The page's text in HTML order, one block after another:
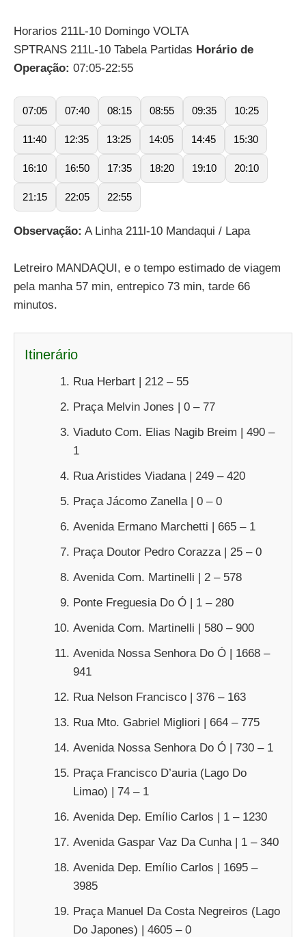
Horarios 211L-10 Domingo VOLTA
SPTRANS 211L-10 Tabela Partidas Horário de
Operação: 07:05-22:55
07:05 07:40 08:15 08:55 09:35 10:25
11:40 12:35 13:25 14:05 14:45 15:30
16:10 16:50 17:35 18:20 19:10 20:10
21:15 22:05 22:55
Observação: A Linha 211l-10 Mandaqui / Lapa
Letreiro MANDAQUI, e o tempo estimado de viagem
pela manha 57 min, entrepico 73 min, tarde 66
minutos.
Itinerário
Rua Herbart | 212 – 55
Praça Melvin Jones | 0 – 77
Viaduto Com. Elias Nagib Breim | 490 –
1
Rua Aristides Viadana | 249 – 420
Praça Jácomo Zanella | 0 – 0
Avenida Ermano Marchetti | 665 – 1
Praça Doutor Pedro Corazza | 25 – 0
Avenida Com. Martinelli | 2 – 578
Ponte Freguesia Do Ó | 1 – 280
Avenida Com. Martinelli | 580 – 900
Avenida Nossa Senhora Do Ó | 1668 –
941
Rua Nelson Francisco | 376 – 163
Rua Mto. Gabriel Migliori | 664 – 775
Avenida Nossa Senhora Do Ó | 730 – 1
Praça Francisco D’auria (Lago Do
Limao) | 74 – 1
Avenida Dep. Emílio Carlos | 1 – 1230
Avenida Gaspar Vaz Da Cunha | 1 – 340
Avenida Dep. Emílio Carlos | 1695 –
3985
Praça Manuel Da Costa Negreiros (Lago
Do Japones) | 4605 – 0